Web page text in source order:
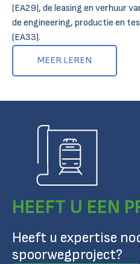
(EA29), de leasing en verhuur
de engineering, productie en
(EA33).
MEER LEREN
HEEFT U EEN
Heeft u expertise
spoorwegproject?